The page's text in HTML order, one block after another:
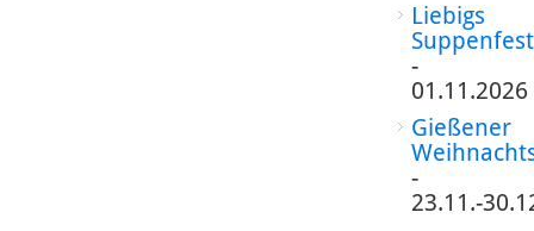
Liebigs
Suppenfest
-
01.11.2026
Gießener
-
23.11.-